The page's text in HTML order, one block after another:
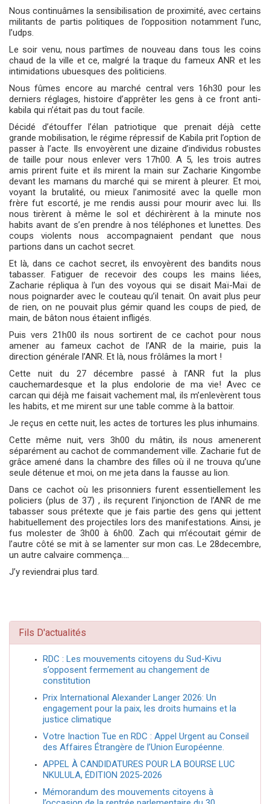
Nous continuâmes la sensibilisation de proximité, avec certains
militants de partis politiques de l’opposition notamment l’unc,
l’udps.
Le soir venu, nous partîmes de nouveau dans tous les coins
chaud de la ville et ce, malgré la traque du fameux ANR et les
intimidations ubuesques des politiciens.
Nous fûmes encore au marché central vers 16h30 pour les
derniers réglages, histoire d’apprêter les gens à ce front anti-
kabila qui n’était pas du tout facile.
Décidé d’étouffer l’élan patriotique que prenait déjà cette
grande mobilisation, le régime répressif de Kabila prit l’option de
passer à l’acte. Ils envoyèrent une dizaine d’individus robustes
de taille pour nous enlever vers 17h00. A 5, les trois autres
amis prirent fuite et ils mirent la main sur Zacharie Kingombe
devant les mamans du marché qui se mirent à pleurer. Et moi,
voyant la brutalité, ou mieux l’animosité avec la quelle mon
frère fut escorté, je me rendis aussi pour mourir avec lui. Ils
nous tirèrent à même le sol et déchirèrent à la minute nos
habits avant de s’en prendre à nos téléphones et lunettes. Des
coups violents nous accompagnaient pendant que nous
partions dans un cachot secret.
Et là, dans ce cachot secret, ils envoyèrent des bandits nous
tabasser. Fatiguer de recevoir des coups les mains liées,
Zacharie répliqua à l’un des voyous qui se disait Maï-Maï de
nous poignarder avec le couteau qu’il tenait. On avait plus peur
de rien, on ne pouvait plus gémir quand les coups de pied, de
main, de bâton nous étaient infligés.
Puis vers 21h00 ils nous sortirent de ce cachot pour nous
amener au fameux cachot de l’ANR de la mairie, puis la
direction générale l’ANR. Et là, nous frôlâmes la mort !
Cette nuit du 27 décembre passé à l’ANR fut la plus
cauchemardesque et la plus endolorie de ma vie! Avec ce
carcan qui déjà me faisait vachement mal, ils m’enlevèrent tous
les habits, et me mirent sur une table comme à la battoir.
Je reçus en cette nuit, les actes de tortures les plus inhumains.
Cette même nuit, vers 3h00 du mâtin, ils nous amenerent
séparément au cachot de commandement ville. Zacharie fut de
grâce amené dans la chambre des filles où il ne trouva qu’une
seule détenue et moi, on me jeta dans la fausse au lion.
Dans ce cachot où les prisonniers furent essentiellement les
policiers (plus de 37) , ils reçurent l’injonction de l’ANR de me
tabasser sous prétexte que je fais partie des gens qui jettent
habituellement des projectiles lors des manifestations. Ainsi, je
fus molester de 3h00 à 6h00. Zach qui m’écoutait gémir de
l’autre côté se mit à se lamenter sur mon cas. Le 28decembre,
un autre calvaire commença….
J’y reviendrai plus tard.
Fils D'actualités
RDC : Les mouvements citoyens du Sud-Kivu
s’opposent fermement au changement de
constitution
Prix International Alexander Langer 2026: Un
engagement pour la paix, les droits humains et la
justice climatique
Votre Inaction Tue en RDC : Appel Urgent au Conseil
des Affaires Étrangère de l’Union Européenne.
APPEL À CANDIDATURES POUR LA BOURSE LUC
NKULULA, ÉDITION 2025-2026
Mémorandum des mouvements citoyens à